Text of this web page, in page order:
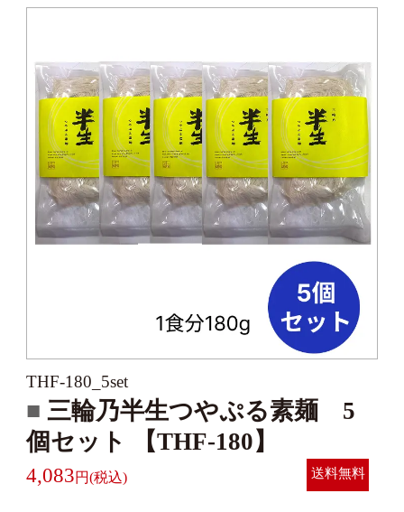
THF-180_5set
三輪乃半生つやぷる素麺 5
個セット 【THF-180】
4,083 送料無料